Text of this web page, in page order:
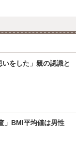
をした」親の認識と
」BMI平均値は男性